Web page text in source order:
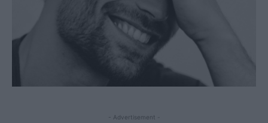
- Advertisement -